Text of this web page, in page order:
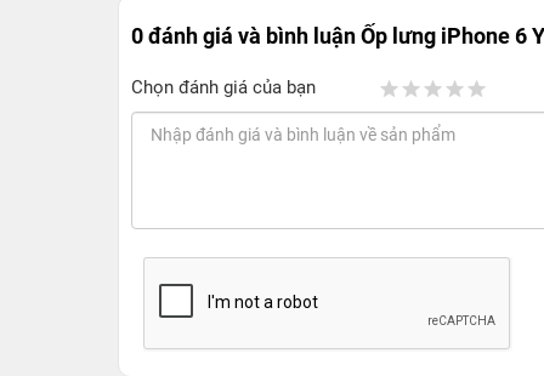
0 đánh giá và bình luậnỐp lưng iPhone 6
Chọn đánh giá của bạn